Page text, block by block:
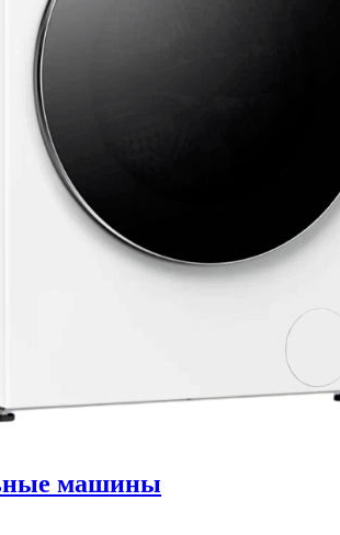
машины